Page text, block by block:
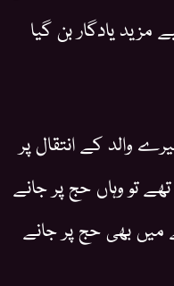
یادگار بن گیا
والد کے انتقال پر
تو وہاں حج پر جانے
میں بھی حج پر جانے